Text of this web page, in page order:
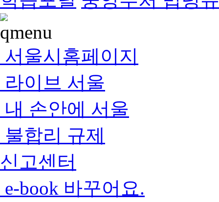
서울시홈페이지
라이브 서울
내 손안에 서울
불합리 규제
신고센터
e-book 바꾸어요.